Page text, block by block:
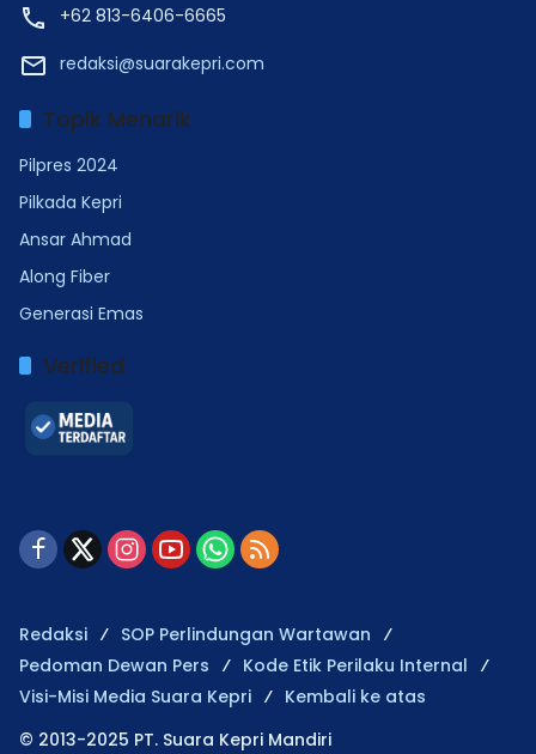
+62 813-6406-6665
redaksi@suarakepri.com
Topik Menarik
Pilpres 2024
Pilkada Kepri
Ansar Ahmad
Along Fiber
Generasi Emas
Verified
Redaksi
SOP Perlindungan Wartawan
Pedoman Dewan Pers
Kode Etik Perilaku Internal
Visi-Misi Media Suara Kepri
Kembali ke atas
© 2013-2025 PT. Suara Kepri Mandiri